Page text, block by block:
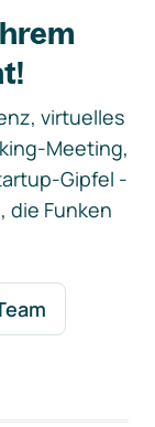
virtuelles
Meeting,
Gipfel -
die Funken